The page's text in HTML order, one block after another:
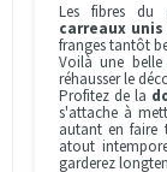
Les fibres du
carreaux unis
franges tantôt
Voilà une belle
réhausser le
Profitez de la
s'attache à
autant en faire
atout
garderez